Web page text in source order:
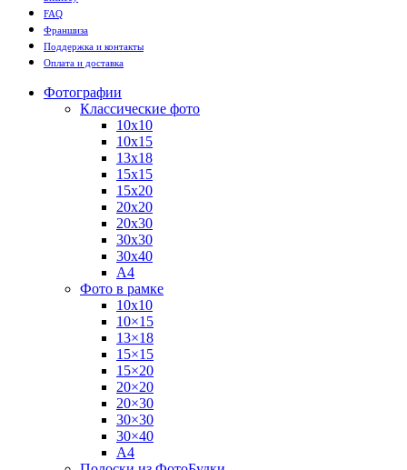
FAQ
Франшиза
Поддержка и контакты
Оплата и доставка
Фотографии
Классические фото
10х10
10х15
13х18
15х15
15х20
20х20
20х30
30х30
30х40
А4
Фото в рамке
10х10
10×15
13×18
15×15
15×20
20×20
20×30
30×30
30×40
A4